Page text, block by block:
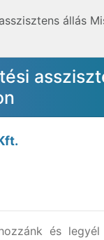
állás
és